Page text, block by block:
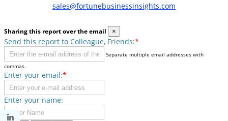
sales@fortunebusinessinsights.com
Sharing this report over the email ×
Send this report to Colleague, Friends:*
Separate multiple email addresses with
commas.
Enter your email:*
Enter your name: